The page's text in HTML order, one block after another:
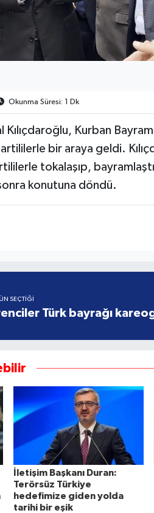
Okunma Süresi: 1 Dk
Kılıçdaroğlu, Kurban
bir araya geldi.
tokalaşıp,
konutuna döndü.
SEÇTIĞI
Türk bayrağı
İletişim Başkanı Duran:
Terörsüz Türkiye
hedefimize giden yolda
tarihi bir eşik